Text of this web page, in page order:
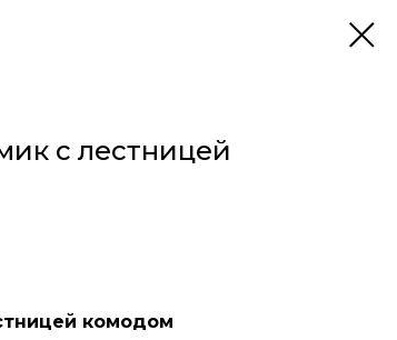
с лестницей
комодом